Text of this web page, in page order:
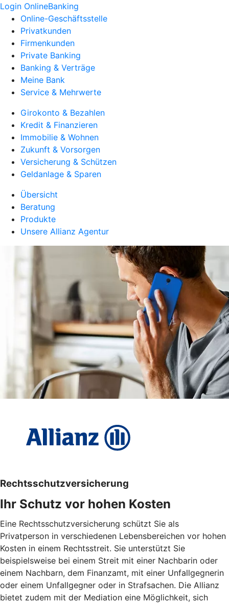
Login OnlineBanking
Online-Geschäftsstelle
Privatkunden
Firmenkunden
Private Banking
Banking & Verträge
Meine Bank
Service & Mehrwerte
Girokonto & Bezahlen
Kredit & Finanzieren
Immobilie & Wohnen
Zukunft & Vorsorgen
Versicherung & Schützen
Geldanlage & Sparen
Übersicht
Beratung
Produkte
Unsere Allianz Agentur
Rechtsschutzversicherung
Ihr Schutz vor hohen Kosten
Eine Rechtsschutzversicherung schützt Sie als
Privatperson in verschiedenen Lebensbereichen vor hohen
Kosten in einem Rechtsstreit. Sie unterstützt Sie
beispielsweise bei einem Streit mit einer Nachbarin oder
einem Nachbarn, dem Finanzamt, mit einer Unfallgegnerin
oder einem Unfallgegner oder in Strafsachen. Die Allianz
bietet zudem mit der Mediation eine Möglichkeit, sich